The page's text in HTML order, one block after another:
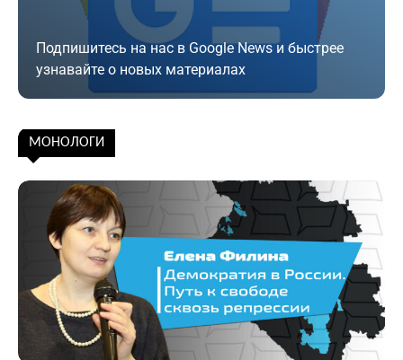
Подпишитесь на нас в Google News и быстрее
узнавайте о новых материалах
Подписаться
МОНОЛОГИ